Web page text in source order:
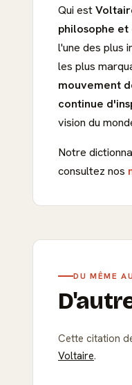
Qui est
philosophe
l'une des plus
les plus
mouvement
continue
vision du
Notre
consultez nos
DU MÊME
Cette citation
Voltaire.